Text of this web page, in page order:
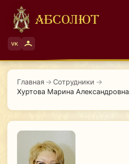
АБСОЛЮТ
VK
Главная → Сотрудники →
Хуртова Марина Александровна